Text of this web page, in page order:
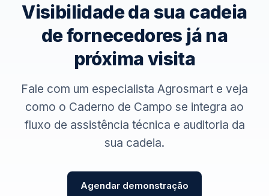
Visibilidade da sua cadeia
de fornecedores já na
próxima visita
Fale com um especialista Agrosmart e veja
como o Caderno de Campo se integra ao
fluxo de assistência técnica e auditoria da
sua cadeia.
Agendar demonstração